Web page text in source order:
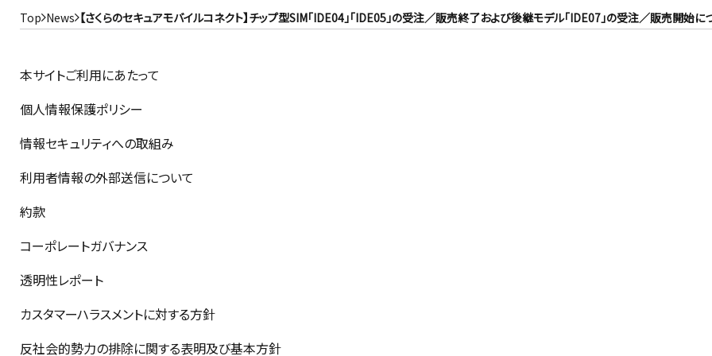
Top News 【さくらのセキュアモバイルコネクト】チップ型SIM「IDE04」「IDE05」の受注／販売終了および後継モデル「IDE07」の受注／販売開始に
本サイトご利用にあたって
個人情報保護ポリシー
情報セキュリティへの取組み
利用者情報の外部送信について
約款
コーポレートガバナンス
透明性レポート
カスタマーハラスメントに対する方針
反社会的勢力の排除に関する表明及び基本方針